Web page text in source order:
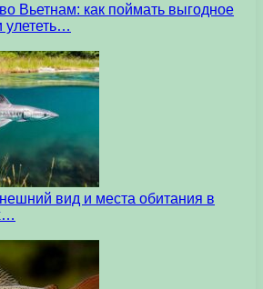
Вьетнам: как поймать выгодное
улететь…
вид и места обитания в